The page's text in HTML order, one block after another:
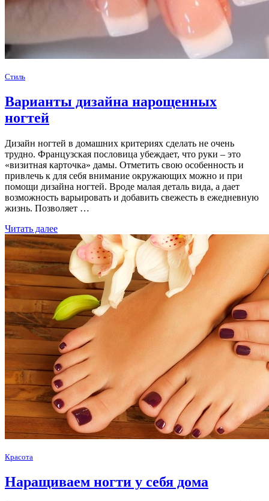
Стиль
Варианты дизайна нарощенных
ногтей
Дизайн ногтей в домашних критериях сделать не очень
трудно. Французская пословица убеждает, что руки – это
«визитная карточка» дамы. Отметить свою особенность и
привлечь к для себя внимание окружающих можно и при
помощи дизайна ногтей. Вроде малая деталь вида, а дает
возможность варьировать и добавить свежесть в ежедневную
жизнь. Позволяет …
Читать далее
Красота
Наращиваем ногти у себя дома